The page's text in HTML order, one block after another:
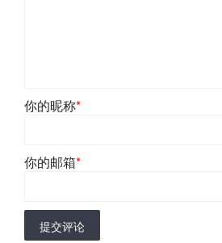
你的昵称*
你的邮箱*
提交评论